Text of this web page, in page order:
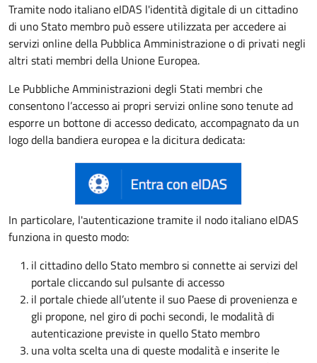
Tramite nodo italiano eIDAS l'identità digitale di un cittadino
di uno Stato membro può essere utilizzata per accedere ai
servizi online della Pubblica Amministrazione o di privati negli
altri stati membri della Unione Europea.
Le Pubbliche Amministrazioni degli Stati membri che
consentono l’accesso ai propri servizi online sono tenute ad
esporre un bottone di accesso dedicato, accompagnato da un
logo della bandiera europea e la dicitura dedicata:
In particolare, l'autenticazione tramite il nodo italiano eIDAS
funziona in questo modo:
il cittadino dello Stato membro si connette ai servizi del
portale cliccando sul pulsante di accesso
il portale chiede all’utente il suo Paese di provenienza e
gli propone, nel giro di pochi secondi, le modalità di
autenticazione previste in quello Stato membro
una volta scelta una di queste modalità e inserite le